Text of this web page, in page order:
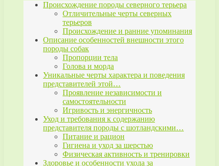
Происхождение породы северного терьера
Отличительные черты северных
терьеров
Происхождение и ранние упоминания
Описание особенностей внешности этого
породы собак
Пропорции тела
Голова и морда
Уникальные черты характера и поведения
представителей этой…
Проявление независимости и
самостоятельности
Игривость и энергичность
Уход и требования к содержанию
представителя породы с шотландскими…
Питание и рацион
Гигиена и уход за шерстью
Физическая активность и тренировки
Здоровье и особенности ухода за